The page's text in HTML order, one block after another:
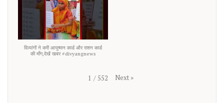
दिव्यांगों ने करी आयुष्मान कार्ड और राशन कार्ड
की माँग,देखें खबर #divyangnews
1 / 552 Next »